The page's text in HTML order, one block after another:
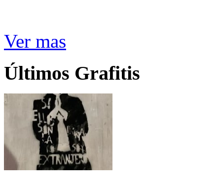
Ver mas
Últimos Grafitis